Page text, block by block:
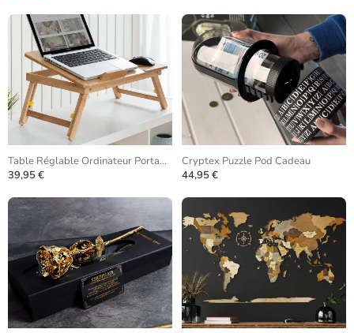
Table Réglable Ordinateur Portable Bambou
39,95 €
Cryptex Puzzle Pod Cadeau
44,95 €